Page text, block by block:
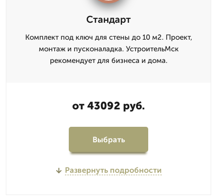
Стандарт
Комплект под ключ для стены до 10 м2. Проект,
монтаж и пусконаладка. УстроительМск
рекомендует для бизнеса и дома.
от 43092 руб.
Выбрать
Развернуть подробности